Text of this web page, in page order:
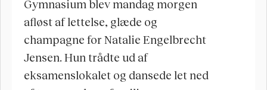
Gymnasium blev mandag morgen
afløst af lettelse, glæde og
champagne for Natalie Engelbrecht
Jensen. Hun trådte ud af
eksamenslokalet og dansede let ned